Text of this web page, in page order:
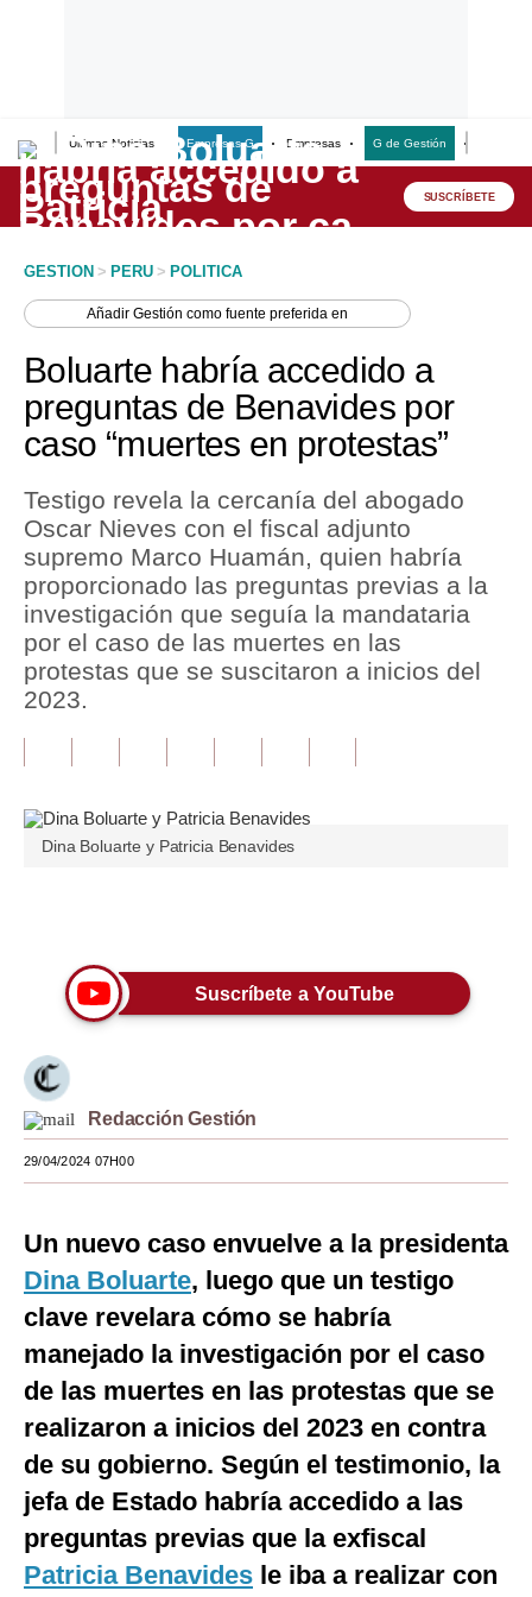
Últimas Noticias Empresas G Empresas G de Gestión
Lo último
Peru Quiosco
Economía
Mercados
Política
Tu Dinero
Finanzas Personales
Inmobiliarias
Opinión
Editorial
Pregunta de hoy
Lujo
Moda
EEUU
México
Internacional
Tecnología
Club del Suscriptor
G de Gestión
SUSCRÍBETE
GESTION > PERU > POLITICA
AñadirGestión como fuente preferida en
Boluarte habría accedido a
preguntas de Benavides por
caso “muertes en protestas”
Testigo revela la cercanía del abogado
Oscar Nieves con el fiscal adjunto
supremo Marco Huamán, quien habría
proporcionado las preguntas previas a la
investigación que seguía la mandataria
por el caso de las muertes en las
protestas que se suscitaron a inicios del
2023.
Dina Boluarte y Patricia Benavides
Suscríbete a YouTube
Redacción Gestión
29/04/2024 07H00
Un nuevo caso envuelve a la presidenta
Dina Boluarte, luego que un testigo
clave revelara cómo se habría
manejado la investigación por el caso
de las muertes en las protestas que se
realizaron a inicios del 2023 en contra
de su gobierno. Según el testimonio, la
jefa de Estado habría accedido a las
preguntas previas que la exfiscal
Patricia Benavides le iba a realizar con